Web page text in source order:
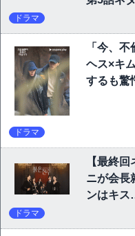
ドラマ
「今、
ヘス×キ
するも驚
ドラマ
【最終
ニが会長
ンはキス
ドラマ